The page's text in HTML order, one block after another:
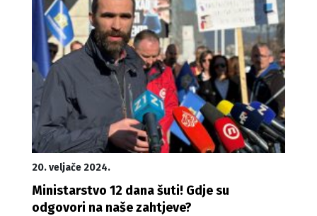
20. veljače 2024.
Ministarstvo 12 dana šuti! Gdje su
odgovori na naše zahtjeve?